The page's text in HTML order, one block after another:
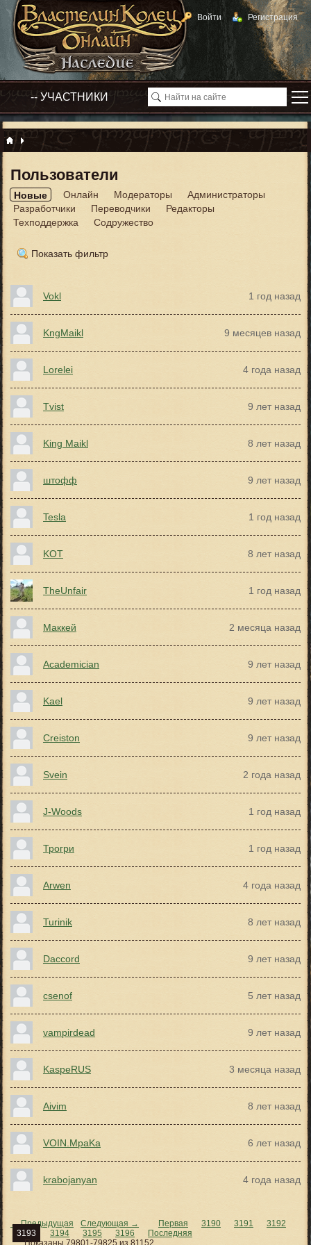
Войти Регистрация
Пользователи
Новые Онлайн Модераторы
Администраторы
Разработчики
Переводчики
Редакторы
Техподдержка
Содружество
Показать фильтр
Vokl 1 год назад
KngMaikl 9 месяцев назад
Lorelei 4 года назад
Tvist 9 лет назад
King Maikl 8 лет назад
штофф 9 лет назад
Tesla 1 год назад
KOT 8 лет назад
TheUnfair 1 год назад
Маккей 2 месяца назад
Academician 9 лет назад
Kael 9 лет назад
Creiston 9 лет назад
Svein 2 года назад
J-Woods 1 год назад
Трогри 1 год назад
Arwen 4 года назад
Turinik 8 лет назад
Daccord 9 лет назад
csenof 5 лет назад
vampirdead 9 лет назад
KaspeRUS 3 месяца назад
Aivim 8 лет назад
VOIN.MpaKa 6 лет назад
krabojanyan 4 года назад
← Предыдущая Следующая → Первая 3190 3191
3192
3193
3194 3195 3196
Последняя
Показаны 79801-79825 из 81152